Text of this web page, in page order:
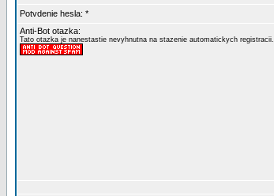
Potvdenie hesla: *
Anti-Bot otazka:
Tato otazka je nanestastie nevyhnutna na stazenie automatickych registracii.